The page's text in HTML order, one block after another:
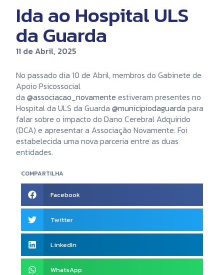
COMPARTILHA
Facebook
Twitter
LinkedIn
WhatsApp
Ida ao Hospital ULS
da Guarda
11 de Abril, 2025
No passado dia 10 de Abril, membros do Gabinete de
Apoio Psicossocial
da @associacao_novamente estiveram presentes no
Hospital da ULS da Guarda @municipiodaguarda para
falar sobre o impacto do Dano Cerebral Adquirido
(DCA) e apresentar a Associação Novamente. Foi
estabelecida uma nova parceria entre as duas
entidades.